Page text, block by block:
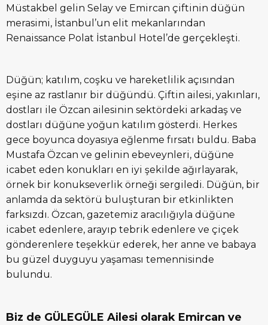
Müstakbel gelin Selay ve Emircan çiftinin düğün
merasimi, İstanbul’un elit mekanlarından
Renaissance Polat İstanbul Hotel’de gerçekleşti.
Düğün; katılım, coşku ve hareketlilik açısından
eşine az rastlanır bir düğündü. Çiftin ailesi, yakınları,
dostları ile Özcan ailesinin sektördeki arkadaş ve
dostları düğüne yoğun katılım gösterdi. Herkes
gece boyunca doyasıya eğlenme fırsatı buldu. Baba
Mustafa Özcan ve gelinin ebeveynleri, düğüne
icabet eden konukları en iyi şekilde ağırlayarak,
örnek bir konukseverlik örneği sergiledi. Düğün, bir
anlamda da sektörü buluşturan bir etkinlikten
farksızdı. Özcan, gazetemiz aracılığıyla düğüne
icabet edenlere, arayıp tebrik edenlere ve çiçek
gönderenlere teşekkür ederek, her anne ve babaya
bu güzel duyguyu yaşaması temennisinde
bulundu.
Biz de GÜLEGÜLE Ailesi olarak Emircan ve